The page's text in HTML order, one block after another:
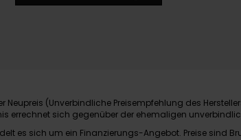
Neupreis (Unverbindliche Preisempfehlung des
errechnet sich gegenüber der ehemaligen
es sich um ein Finanzierungs-Angebot. Preise sind